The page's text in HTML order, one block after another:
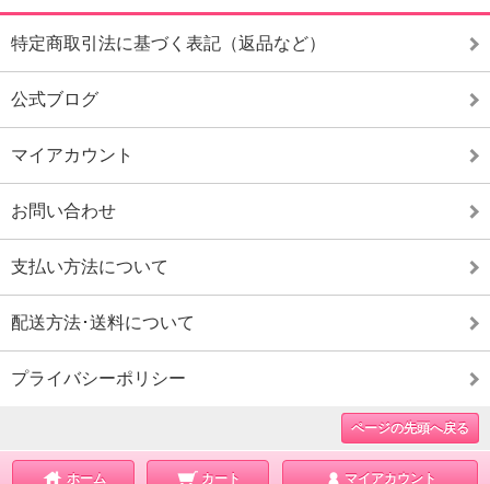
特定商取引法に基づく表記（返品など）
公式ブログ
マイアカウント
お問い合わせ
支払い方法について
配送方法･送料について
プライバシーポリシー
ページの先頭へ戻る
ホーム カート マイアカウント